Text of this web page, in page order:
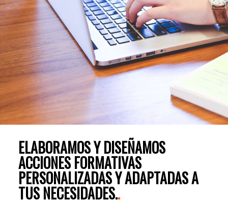
ELABORAMOS Y DISEÑAMOS
ACCIONES FORMATIVAS
PERSONALIZADAS Y ADAPTADAS A
TUS NECESIDADES..